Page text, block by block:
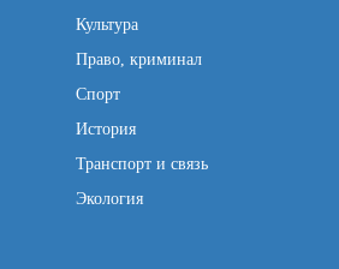
Культура
Право, криминал
Спорт
История
Транспорт и связь
Экология